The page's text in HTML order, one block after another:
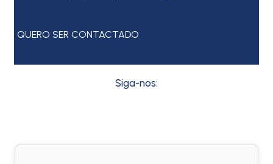
QUERO SER CONTACTADO
Siga-nos: